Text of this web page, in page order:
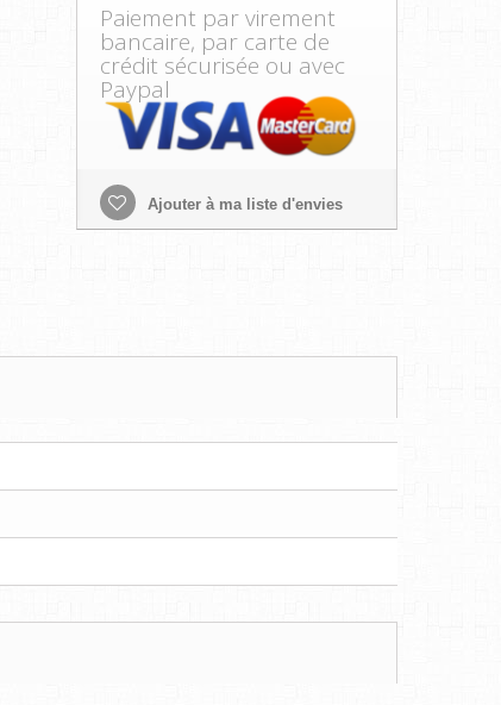
Paiement par virement
bancaire, par carte de
crédit sécurisée ou avec
Paypal
Ajouter à ma liste d'envies